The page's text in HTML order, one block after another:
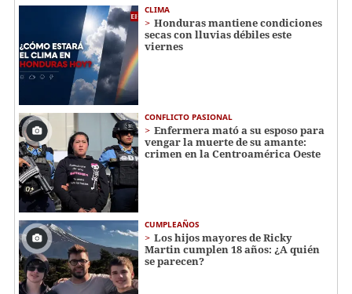
CLIMA
Honduras mantiene condiciones
secas con lluvias débiles este
viernes
CONFLICTO PASIONAL
Enfermera mató a su esposo para
vengar la muerte de su amante:
crimen en la Centroamérica Oeste
CUMPLEAÑOS
Los hijos mayores de Ricky
Martin cumplen 18 años: ¿A quién
se parecen?